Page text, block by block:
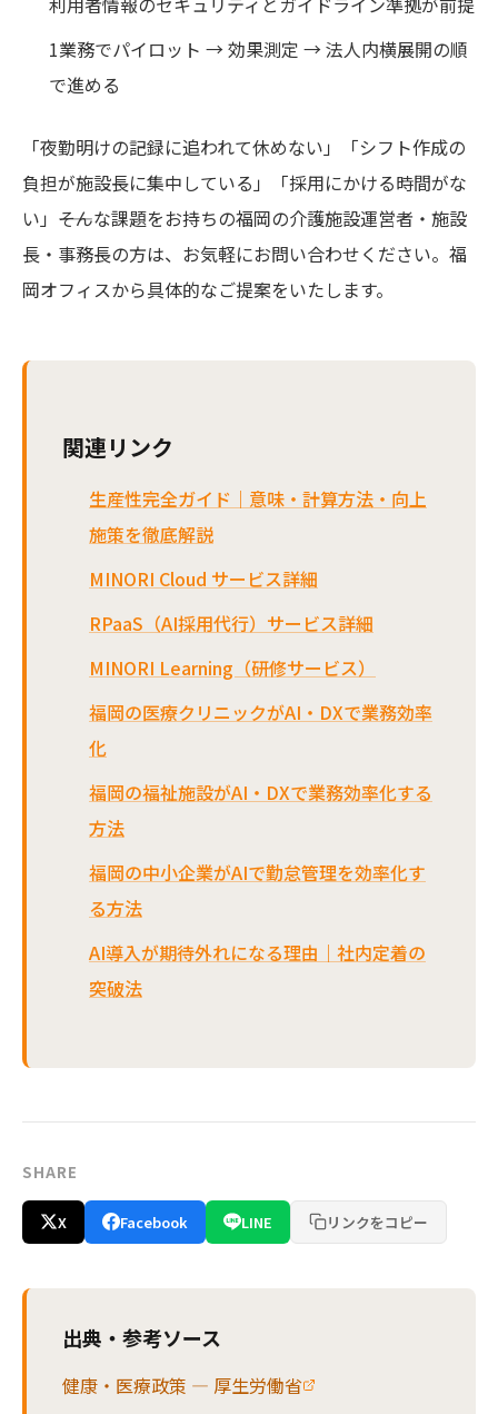
1業務でパイロット → 効果測定 → 法人内横展開の順
で進める
「夜勤明けの記録に追われて休めない」「シフト作成の
負担が施設長に集中している」「採用にかける時間がな
い」――そんな課題をお持ちの福岡の介護施設運営者・施設
長・事務長の方は、お気軽にお問い合わせください。福
岡オフィスから具体的なご提案をいたします。
関連リンク
生産性完全ガイド｜意味・計算方法・向上
施策を徹底解説
MINORI Cloud サービス詳細
RPaaS（AI採用代行）サービス詳細
MINORI Learning（研修サービス）
福岡の医療クリニックがAI・DXで業務効率
化
福岡の福祉施設がAI・DXで業務効率化する
方法
福岡の中小企業がAIで勤怠管理を効率化す
る方法
AI導入が期待外れになる理由｜社内定着の
突破法
SHARE
X Facebook LINE リンクをコピー
出典・参考ソース
健康・医療政策 — 厚生労働省